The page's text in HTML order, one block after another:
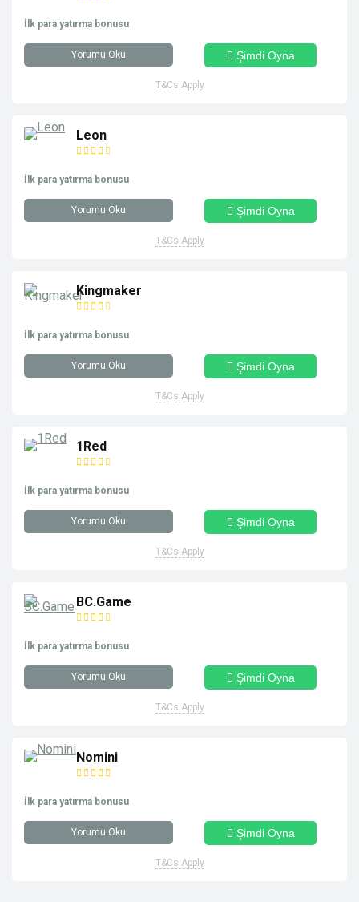
İlk para yatırma bonusu
Yorumu Oku Şimdi Oyna
T&Cs Apply
Leon
İlk para yatırma bonusu
Yorumu Oku Şimdi Oyna
T&Cs Apply
Kingmaker
İlk para yatırma bonusu
Yorumu Oku Şimdi Oyna
T&Cs Apply
1Red
İlk para yatırma bonusu
Yorumu Oku Şimdi Oyna
T&Cs Apply
BC.Game
İlk para yatırma bonusu
Yorumu Oku Şimdi Oyna
T&Cs Apply
Nomini
İlk para yatırma bonusu
Yorumu Oku Şimdi Oyna
T&Cs Apply